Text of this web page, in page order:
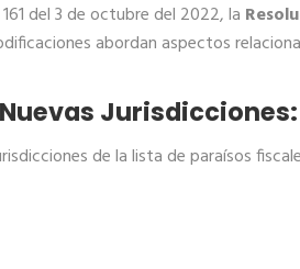
del 3 de octubre del 2022, la
abordan aspectos
Jurisdicciones:
de la lista de paraísos